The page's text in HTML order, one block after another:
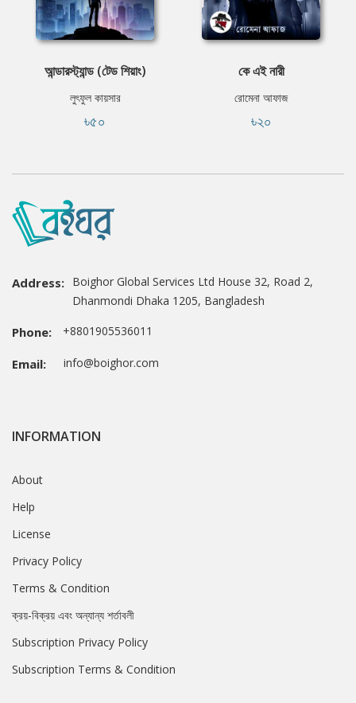
আন্ডারস্ট্যান্ড (টেড শিয়াং)
লুৎফুল কায়সার
৳৫০
কে এই নারী
রোমেনা আফাজ
৳২০
Address: Boighor Global Services Ltd House 32, Road 2,
Dhanmondi Dhaka 1205, Bangladesh
Phone: +8801905536011
Email: info@boighor.com
INFORMATION
About
Help
License
Privacy Policy
Terms & Condition
ক্রয়-বিক্রয় এবং অন্যান্য শর্তাবলী
Subscription Privacy Policy
Subscription Terms & Condition